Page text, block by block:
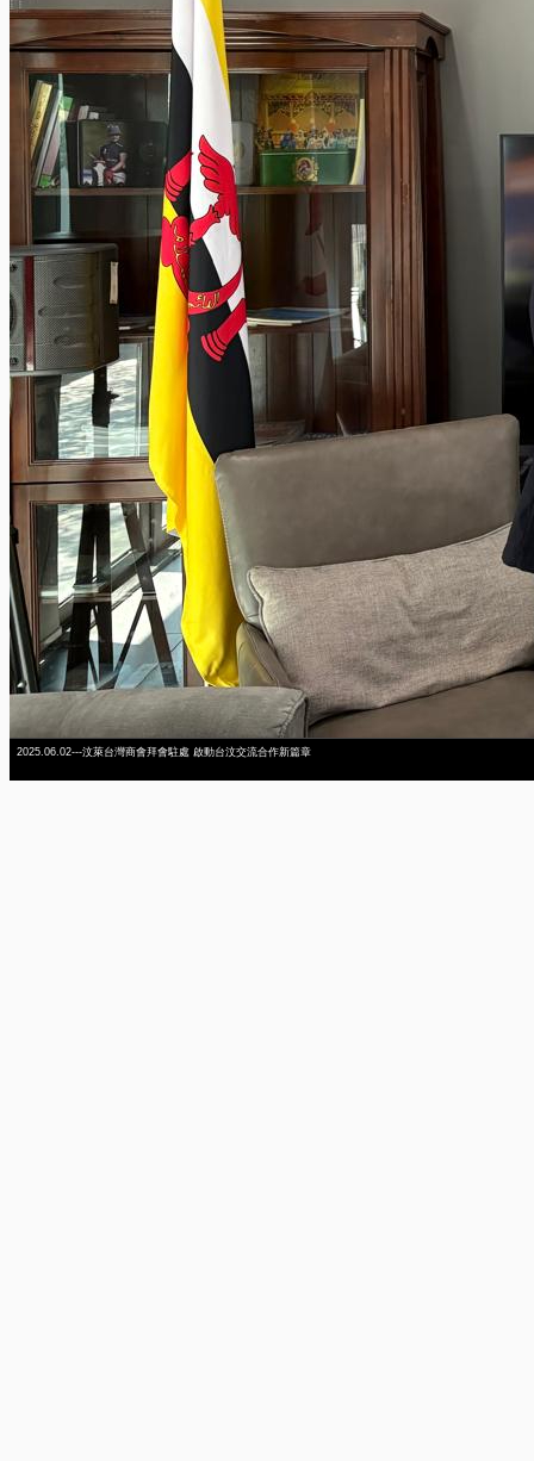
2025.06.02---汶萊台灣商會拜會駐處 啟動台汶交流合作新篇章